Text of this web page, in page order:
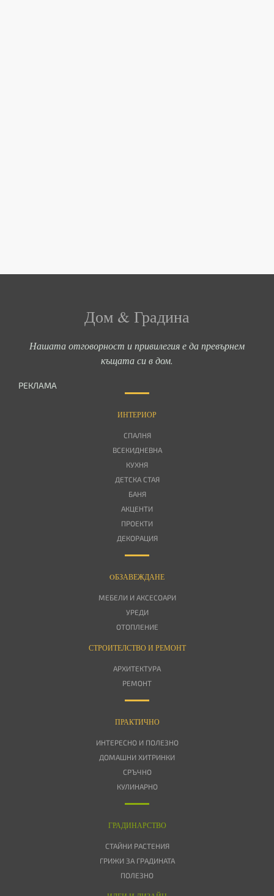
Дом & Градина
Нашата отговорност и привилегия е да превърнем
къщата си в дом.
РЕКЛАМА
ИНТЕРИОР
СПАЛНЯ
ВСЕКИДНЕВНА
КУХНЯ
ДЕТСКА СТАЯ
БАНЯ
АКЦЕНТИ
ПРОЕКТИ
ДЕКОРАЦИЯ
OБЗАВЕЖДАНЕ
МЕБЕЛИ И АКСЕСОАРИ
УРЕДИ
ОТОПЛЕНИЕ
СТРОИТЕЛСТВО И РЕМОНТ
АРХИТЕКТУРА
РЕМОНТ
ПРАКТИЧНО
ИНТЕРЕСНО И ПОЛЕЗНО
ДОМАШНИ ХИТРИНКИ
СРЪЧНО
КУЛИНАРНО
ГРАДИНАРСТВО
СТАЙНИ РАСТЕНИЯ
ГРИЖИ ЗА ГРАДИНАТА
ПОЛЕЗНО